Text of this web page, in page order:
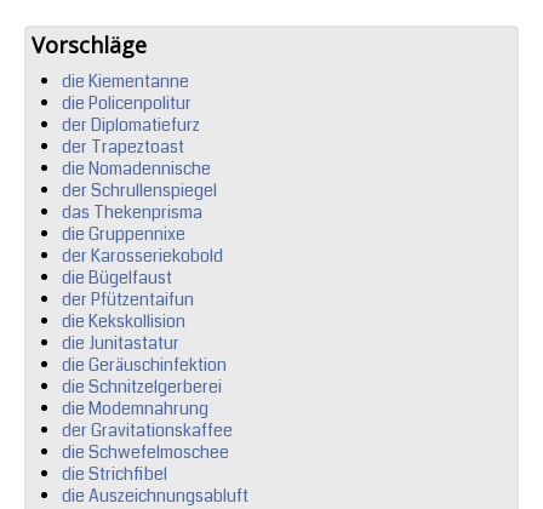
Vorschläge
die Kiementanne
die Policenpolitur
der Diplomatiefurz
der Trapeztoast
die Nomadennische
der Schrullenspiegel
das Thekenprisma
die Gruppennixe
der Karosseriekobold
die Bügelfaust
der Pfützentaifun
die Kekskollision
die Junitastatur
die Geräuschinfektion
die Schnitzelgerberei
die Modemnahrung
der Gravitationskaffee
die Schwefelmoschee
die Strichfibel
die Auszeichnungsabluft